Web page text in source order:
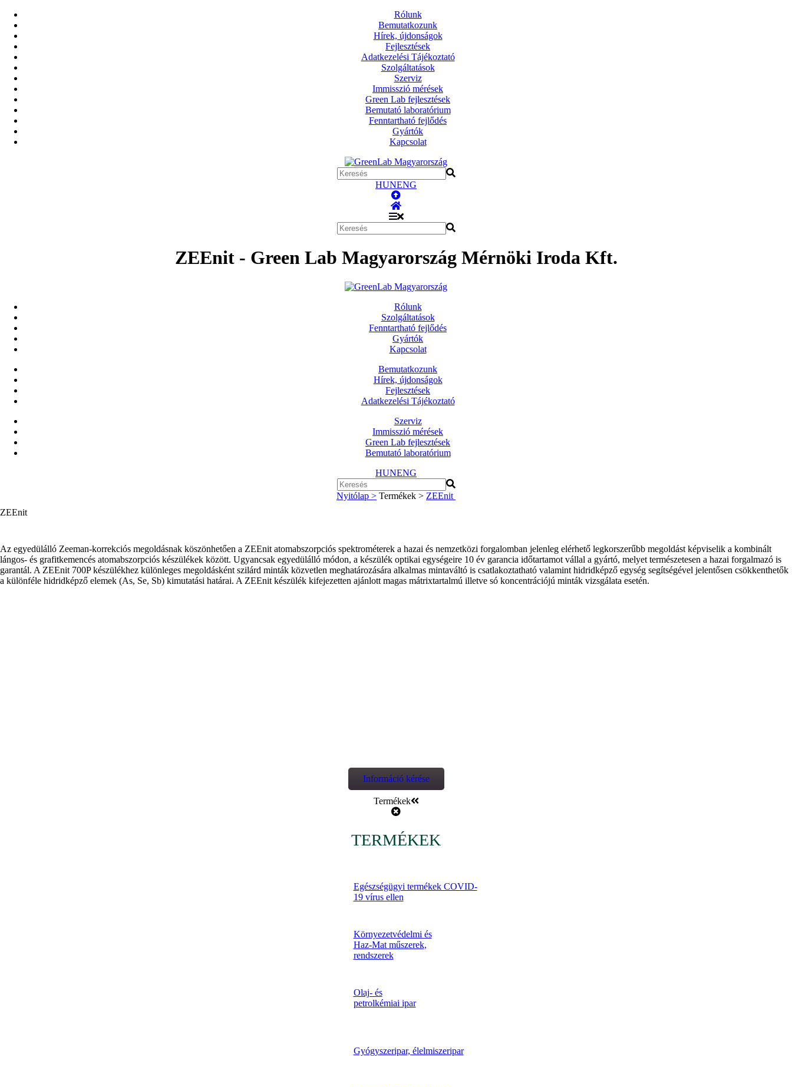
Rólunk
Bemutatkozunk
Hírek, újdonságok
Fejlesztések
Adatkezelési Tájékoztató
Szolgáltatások
Szerviz
Immisszió mérések
Green Lab fejlesztések
Bemutató laboratórium
Fenntartható fejlődés
Gyártók
Kapcsolat
HUNENG
ZEEnit - Green Lab Magyarország Mérnöki Iroda Kft.
Rólunk
Szolgáltatások
Fenntartható fejlődés
Gyártók
Kapcsolat
Bemutatkozunk
Hírek, újdonságok
Fejlesztések
Adatkezelési Tájékoztató
Szerviz
Immisszió mérések
Green Lab fejlesztések
Bemutató laboratórium
HUNENG
Nyitólap > Termékek > ZEEnit
ZEEnit
Az egyedülálló Zeeman-korrekciós megoldásnak köszönhetően a ZEEnit atomabszorpciós spektrométerek a hazai és nemzetközi forgalomban jelenleg elérhető legkorszerűbb megoldást képviselik a kombinált
lángos- és grafitkemencés atomabszorpciós készülékek között. Ugyancsak egyedülálló módon, a készülék optikai egységeire 10 év garancia időtartamot vállal a gyártó, melyet természetesen a hazai forgalmazó is
garantál. A ZEEnit 700P készülékhez különleges megoldásként szilárd minták közvetlen meghatározására alkalmas mintaváltó is csatlakoztatható valamint hidridképző egység segítségével jelentősen csökkenthetők
a különféle hidridképző elemek (As, Se, Sb) kimutatási határai. A ZEEnit készülék kifejezetten ajánlott magas mátrixtartalmú illetve só koncentrációjú minták vizsgálata esetén.
Információ kérése
Termékek
TERMÉKEK
Egészségügyi termékek COVID-
19 vírus ellen
Környezetvédelmi és
Haz-Mat műszerek,
rendszerek
Olaj- és
petrolkémiai ipar
Gyógyszeripar, élelmiszeripar